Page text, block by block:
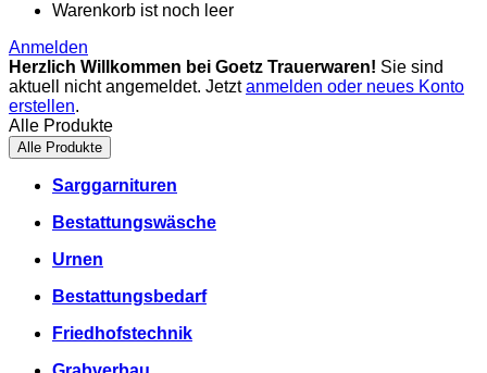
Warenkorb ist noch leer
Anmelden
Herzlich Willkommen bei Goetz Trauerwaren! Sie sind
aktuell nicht angemeldet. Jetztanmelden oder neues Konto
erstellen.
Alle Produkte
Alle Produkte
Sarggarnituren
Bestattungswäsche
Urnen
Bestattungsbedarf
Friedhofstechnik